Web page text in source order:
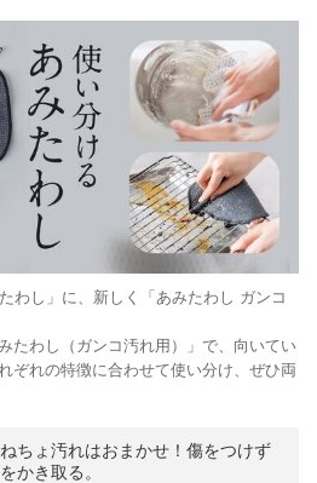
わし」に、新しく「あみたわし ガンコ
たわし（ガンコ汚れ用）」で、向いてい
ぞれの特徴に合わせて使い分け、ぜひ両
ちょ汚れはおまかせ！傷をつけず
かき取る。